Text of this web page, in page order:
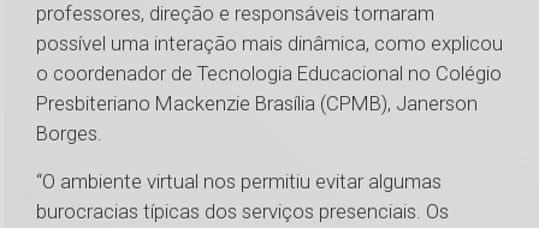
professores, direção e responsáveis tornaram
possível uma interação mais dinâmica, como explicou
o coordenador de Tecnologia Educacional no Colégio
Presbiteriano Mackenzie Brasília (CPMB), Janerson
Borges.
“O ambiente virtual nos permitiu evitar algumas
burocracias típicas dos serviços presenciais. Os